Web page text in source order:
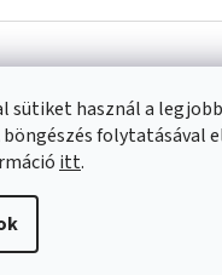
sütiket használ a
böngészés folytatásával
itt.
vásárlásról